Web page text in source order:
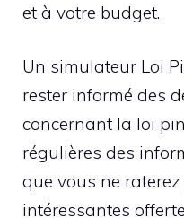
et à votre budget.
Un simulateur Loi
rester informé des
concernant la loi
régulières des
que vous ne
intéressantes